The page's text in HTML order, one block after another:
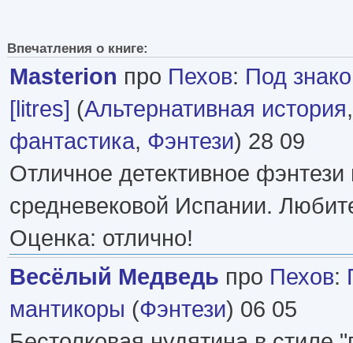
Впечатления о книге:
Masterion про Пехов: Под
[litres] (Альтернативная история
фантастика, Фэнтези) 28 09
Отличное детективное фэнтези
средневековой Испании.
Оценка: отлично!
Весёлый Медведь про Пехов:
мантикоры (Фэнтези) 06 05